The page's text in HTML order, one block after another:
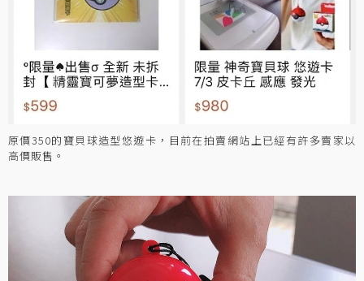
原價350的寶貝球造型悠遊卡，目前在拍賣網站上已經有許多賣家以
高價販售。